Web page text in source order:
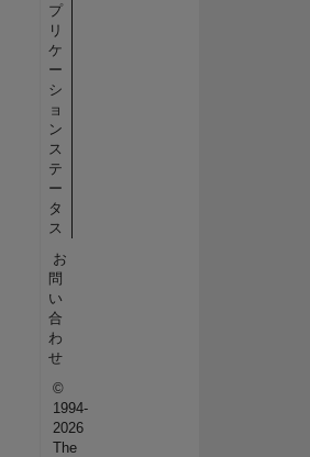
プ
リ
ケ
ー
シ
ョ
ン
ス
テ
ー
タ
ス
お
問
い
合
わ
せ
©
1994-
2026
The